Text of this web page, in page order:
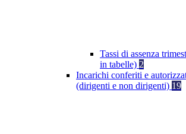
Tassi di assenza
in tabelle) 2
Incarichi conferiti e
(dirigenti e non dirigenti) 19